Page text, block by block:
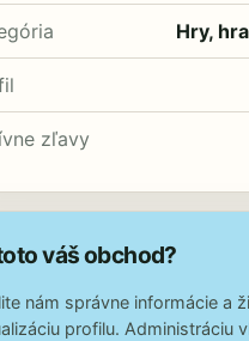
Hry,
zľavy
váš obchod?
nám správne informácie a
profilu. Administráciu